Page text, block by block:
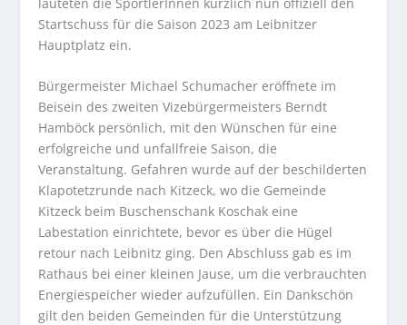
Startschuss für die Saison 2023 am Leibnitzer
Hauptplatz ein.
Bürgermeister Michael Schumacher eröffnete im
Beisein des zweiten Vizebürgermeisters Berndt
Hamböck persönlich, mit den Wünschen für eine
erfolgreiche und unfallfreie Saison, die
Veranstaltung. Gefahren wurde auf der beschilderten
Klapotetzrunde nach Kitzeck, wo die Gemeinde
Kitzeck beim Buschenschank Koschak eine
Labestation einrichtete, bevor es über die Hügel
retour nach Leibnitz ging. Den Abschluss gab es im
Rathaus bei einer kleinen Jause, um die verbrauchten
Energiespeicher wieder aufzufüllen. Ein Dankschön
gilt den beiden Gemeinden für die Unterstützung